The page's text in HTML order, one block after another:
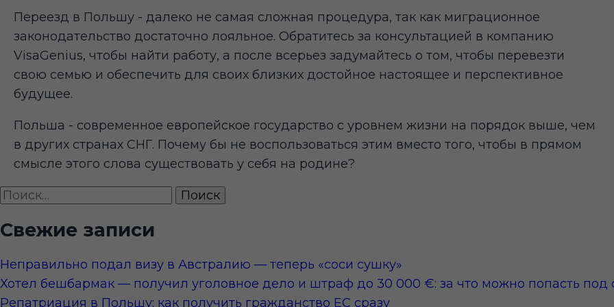
Переезд в Польшу - далеко не самая сложная процедура, так как миграционное
законодательство достаточно лояльное. Обратитесь за консультацией в компанию
VisaGenius, чтобы найти работу, а после всерьез задумайтесь о том, чтобы перевезти
свою семью и обеспечить для своих близких достойное настоящее и перспективное
будущее.
Польша - современное европейское государство с уровнем жизни на порядок выше, чем
в других странах СНГ. Почему бы не воспользоваться этим вместо того, чтобы в прямом
смысле этого слова существовать у себя на родине?
Найти:
Свежие записи
Неправильно подал визу в Австралию — теперь «соси сушку»
Хотел бешбармак — получил уголовное дело и штраф до 30 000 €: за что можно попасть под
Репатриация в Польшу: как получить гражданство ЕС сразу